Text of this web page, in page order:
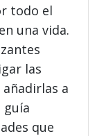
todo el
una vida.
las
a
guía
que